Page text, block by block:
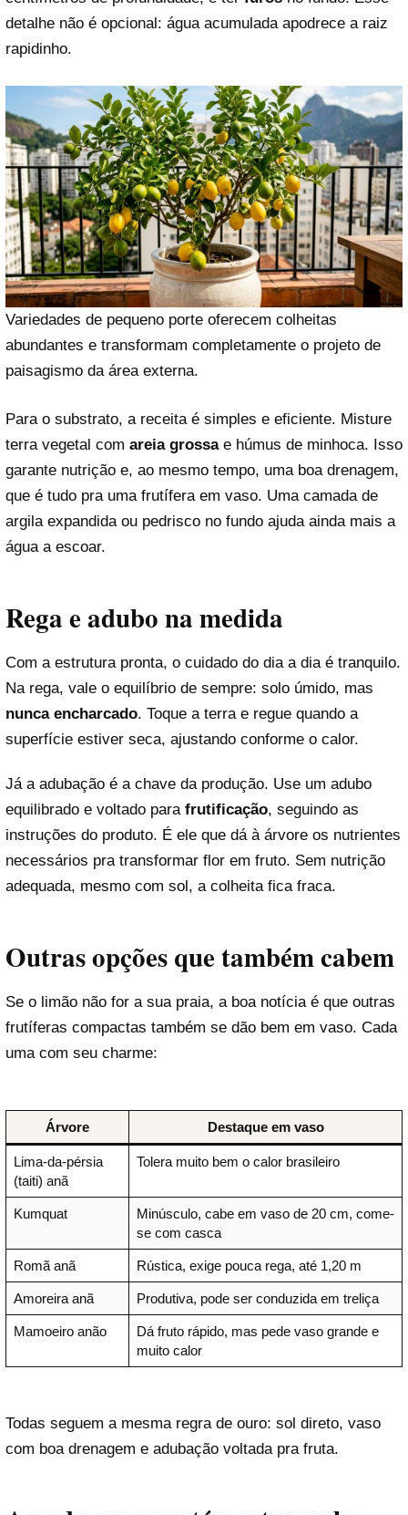
detalhe não é opcional: água acumulada apodrece a raiz
rapidinho.
Variedades de pequeno porte oferecem colheitas
abundantes e transformam completamente o projeto de
paisagismo da área externa.
Para o substrato, a receita é simples e eficiente. Misture
terra vegetal com areia grossae húmus de minhoca. Isso
garante nutrição e, ao mesmo tempo, uma boa drenagem,
que é tudo pra uma frutífera em vaso. Uma camada de
argila expandida ou pedrisco no fundo ajuda ainda mais a
água a escoar.
Rega e adubo na medida
Com a estrutura pronta, o cuidado do dia a dia é tranquilo.
Na rega, vale o equilíbrio de sempre: solo úmido, mas
nunca encharcado. Toque a terra e regue quando a
superfície estiver seca, ajustando conforme o calor.
Já a adubação é a chave da produção. Use um adubo
equilibrado e voltado para frutificação, seguindo as
instruções do produto. É ele que dá à árvore os nutrientes
necessários pra transformar flor em fruto. Sem nutrição
adequada, mesmo com sol, a colheita fica fraca.
Outras opções que também cabem
Se o limão não for a sua praia, a boa notícia é que outras
frutíferas compactas também se dão bem em vaso. Cada
uma com seu charme:
Árvore Destaque em vaso
Lima-da-pérsia
(taiti) anã
Tolera muito bem o calor brasileiro
Kumquat
Minúsculo, cabe em vaso de 20 cm, come-
se com casca
Romã anã Rústica, exige pouca rega, até 1,20 m
Amoreira anã Produtiva, pode ser conduzida em treliça
Mamoeiro anão
Dá fruto rápido, mas pede vaso grande e
muito calor
Todas seguem a mesma regra de ouro: sol direto, vaso
com boa drenagem e adubação voltada pra fruta.